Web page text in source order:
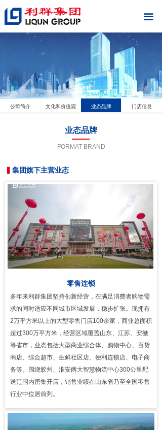
끀
零售连锁
多年来利群集团坚持创新经营，在满足消费者购物需
求的同时适应不同城市区域发展，稳步扩张。现拥有
2万平方米以上的大型零售门店100余家，商业总面积
超过300万平方米，经营区域覆盖山东、江苏、安徽
等省市，业态包括大型商业综合体、购物中心、百货
商店、综合超市、生鲜社区店、便利连锁店、电子商
务等。围绕胶州、淮安两大智慧物流中心300公里配
送范围内密集开店，销售业绩在山东省乃至全国零售
行业中位居前列。
业态品牌
FORMAT BRAND
▍ 集团旗下主营业态
公司简介 文化和价值观 业态品牌 门店信息